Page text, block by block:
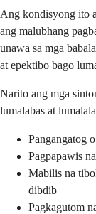
Ang kondisyong ito
ang malubhang
unawa sa mga
at epektibo bago
Narito ang mga
lumalabas at
Pangangatog
Pagpapawis
Mabilis na
dibdib
Pagkagutom